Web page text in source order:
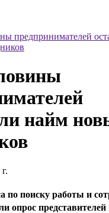
предпринимателей
найм
по поиску работы и
опрос